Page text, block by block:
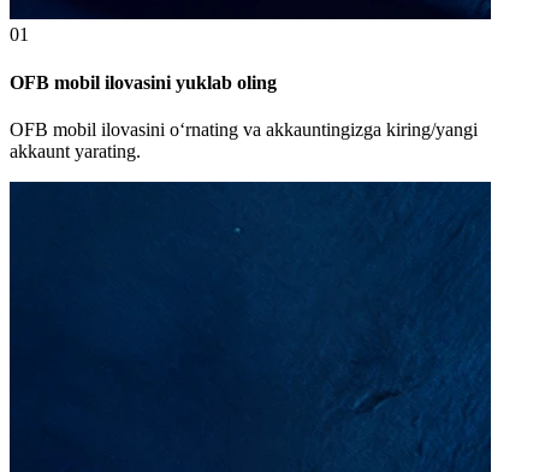
01
OFB mobil ilovasini yuklab oling
OFB mobil ilovasini o‘rnating va akkauntingizga kiring/yangi
akkaunt yarating.